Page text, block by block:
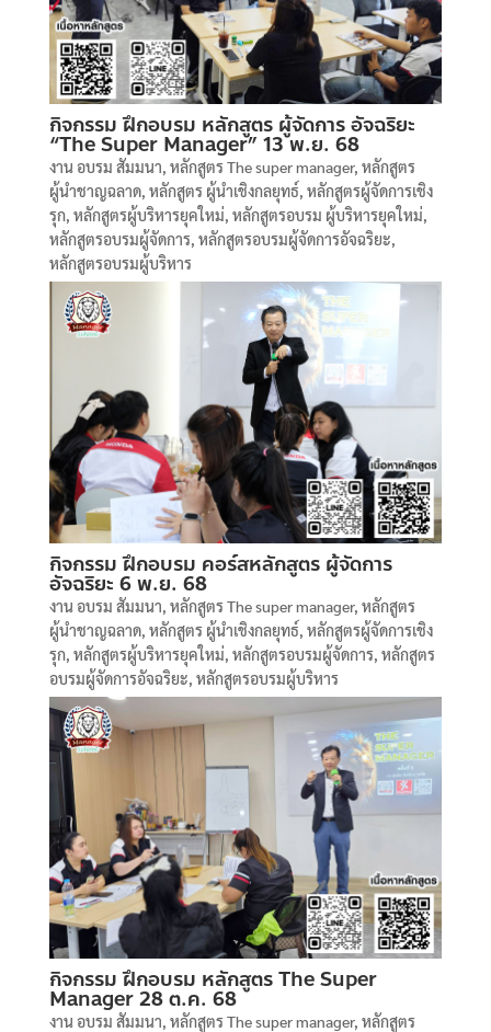
กิจกรรม ฝึกอบรม หลักสูตร ผู้จัดการ อัจฉริยะ
“The Super Manager” 13 พ.ย. 68
งาน อบรม สัมมนา, หลักสูตร The super manager, หลักสูตร
ผู้นำชาญฉลาด, หลักสูตร ผู้นำเชิงกลยุทธ์, หลักสูตรผู้จัดการเชิง
รุก, หลักสูตรผู้บริหารยุคใหม่, หลักสูตรอบรม ผู้บริหารยุคใหม่,
หลักสูตรอบรมผู้จัดการ, หลักสูตรอบรมผู้จัดการอัจฉริยะ,
หลักสูตรอบรมผู้บริหาร
กิจกรรม ฝึกอบรม คอร์สหลักสูตร ผู้จัดการ
อัจฉริยะ 6 พ.ย. 68
งาน อบรม สัมมนา หลักสูตร The super manager, หลักสูตร
ผู้นำชาญฉลาด, หลักสูตร ผู้นำเชิงกลยุทธ์ หลักสูตรผู้จัดการเชิง
รุก, หลักสูตรผู้บริหารยุคใหม่ หลักสูตรอบรมผู้จัดการ หลักสูตร
อบรมผู้จัดการอัจฉริยะ หลักสูตรอบรมผู้บริหาร
กิจกรรม ฝึกอบรม หลักสูตร The Super
Manager 28 ต.ค. 68
งาน อบรม สัมมนา หลักสูตร The super manager, หลักสูตร